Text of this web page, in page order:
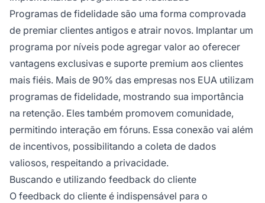
Programas de fidelidade são uma forma comprovada
de premiar clientes antigos e atrair novos. Implantar um
programa por níveis pode agregar valor ao oferecer
vantagens exclusivas e suporte premium aos clientes
mais fiéis. Mais de 90% das empresas nos EUA utilizam
programas de fidelidade, mostrando sua importância
na retenção. Eles também promovem comunidade,
permitindo interação em fóruns. Essa conexão vai além
de incentivos, possibilitando a coleta de dados
valiosos, respeitando a privacidade.
Buscando e utilizando feedback do cliente
O feedback do cliente é indispensável para o